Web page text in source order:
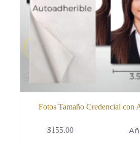
Fotos Tamaño Credencial con
$155.00